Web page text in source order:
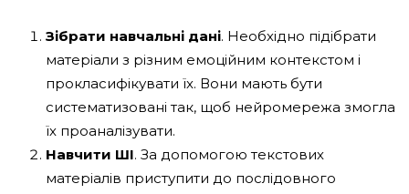
Зібрати навчальні дані. Необхідно підібрати
матеріали з різним емоційним контекстом і
прокласифікувати їх. Вони мають бути
систематизовані так, щоб нейромережа змогла
їх проаналізувати.
Навчити ШІ. За допомогою текстових
матеріалів приступити до послідовного